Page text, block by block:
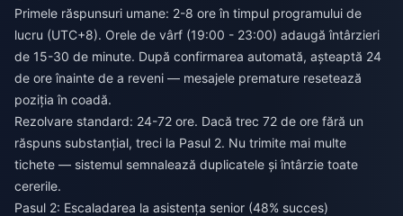
Primele răspunsuri umane: 2-8 ore în timpul programului de
lucru (UTC+8). Orele de vârf (19:00 - 23:00) adaugă întârzieri
de 15-30 de minute. După confirmarea automată, așteaptă 24
de ore înainte de a reveni — mesajele premature resetează
poziția în coadă.
Rezolvare standard: 24-72 ore. Dacă trec 72 de ore fără un
răspuns substanțial, treci la Pasul 2. Nu trimite mai multe
tichete — sistemul semnalează duplicatele și întârzie toate
cererile.
Pasul 2: Escaladarea la asistența senior (48% succes)